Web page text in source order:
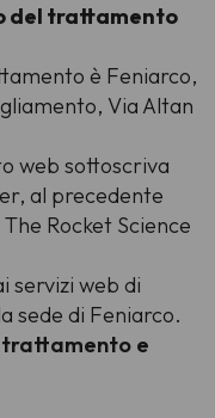
del trattamento
è Feniarco,
Via Altan
web sottoscriva
al precedente
Rocket Science
servizi web di
sede di Feniarco.
e